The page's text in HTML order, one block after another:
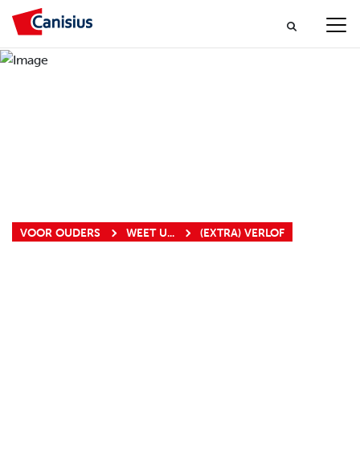
VOOR OUDERS WEET U... (EXTRA) VERLOF